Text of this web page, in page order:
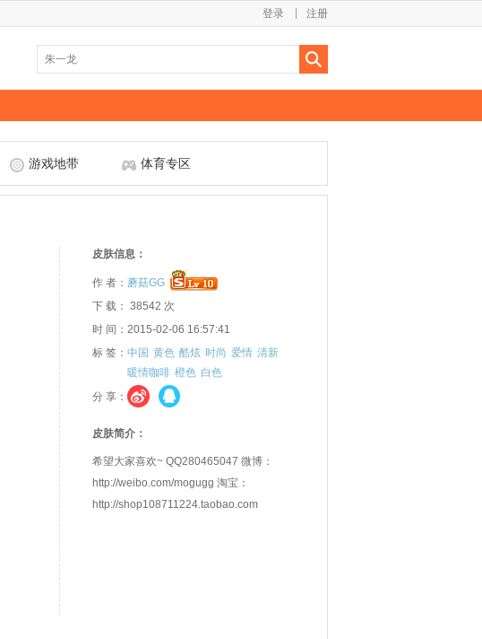
注册
登录
游戏地带 体育专区
皮肤信息：
作 者： 蘑菇GG
下 载： 38542 次
时 间：2015-02-06 16:57:41
标 签： 中国 黄色 酷炫 时尚 爱情 清新
暖情咖啡 橙色 白色
分 享：
皮肤简介：
希望大家喜欢~ QQ280465047 微博：
http://weibo.com/mogugg 淘宝：
http://shop108711224.taobao.com